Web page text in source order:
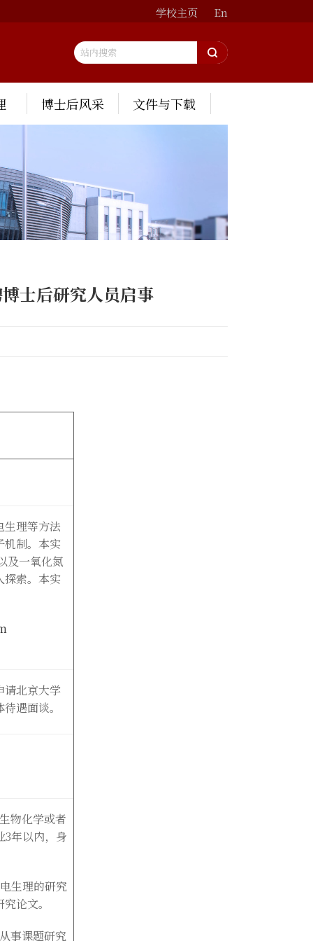
学校主页 En
博士后风采 文件与下载
士后研究人员启事
生理等方法
机制。本实
及一氧化氮
探索。本实
请北京大学
遇面谈。
物化学或者
3年以内，身
生理的研究
论文。
事课题研究